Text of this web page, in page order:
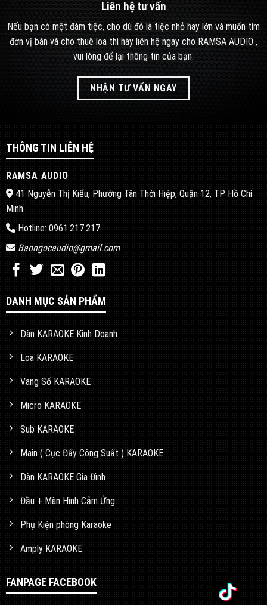
Liên hệ tư vấn
Nếu bạn có một đám tiệc, cho dù đó là tiệc nhỏ hay lớn và muốn tìm
đơn vị bán và cho thuê loa thì hãy liên hệ ngay cho RAMSA AUDIO ,
vui lòng để lại thông tin của bạn.
NHẬN TƯ VẤN NGAY
THÔNG TIN LIÊN HỆ
RAMSA AUDIO
41 Nguyễn Thị Kiểu, Phường Tân Thới Hiệp, Quận 12, TP Hồ Chí
Minh
Hotline: 0961.217.217
Baongocaudio@gmail.com
DANH MỤC SẢN PHẨM
Dàn KARAOKE Kinh Doanh
Loa KARAOKE
Vang Số KARAOKE
Micro KARAOKE
Sub KARAOKE
Main ( Cục Đẩy Công Suất ) KARAOKE
Dàn KARAOKE Gia Đình
Đầu + Màn Hình Cảm Ứng
Phụ Kiện phòng Karaoke
Amply KARAOKE
FANPAGE FACEBOOK